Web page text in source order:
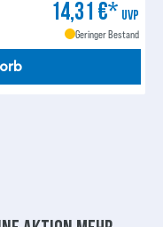
14,31 €* UVP
Geringer Bestand